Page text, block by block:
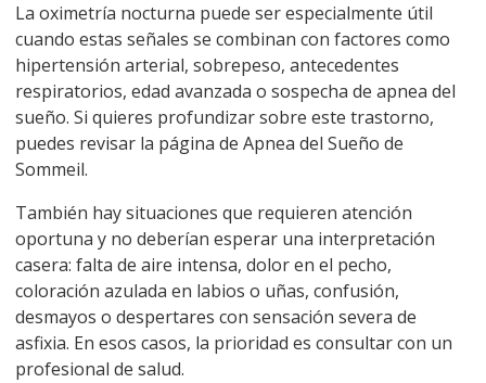
La oximetría nocturna puede ser especialmente útil
cuando estas señales se combinan con factores como
hipertensión arterial, sobrepeso, antecedentes
respiratorios, edad avanzada o sospecha de apnea del
sueño. Si quieres profundizar sobre este trastorno,
puedes revisar la página de Apnea del Sueño de
Sommeil.
También hay situaciones que requieren atención
oportuna y no deberían esperar una interpretación
casera: falta de aire intensa, dolor en el pecho,
coloración azulada en labios o uñas, confusión,
desmayos o despertares con sensación severa de
asfixia. En esos casos, la prioridad es consultar con un
profesional de salud.